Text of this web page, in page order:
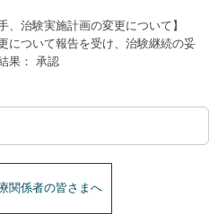
、治験実施計画の変更について】
について報告を受け、治験継続の妥
果： 承認
関係者の皆さまへ